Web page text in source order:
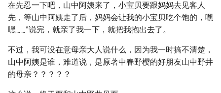
在先忍一下吧，山中阿姨来了，小宝贝要跟妈妈去见客人
先，等山中阿姨走了后，妈妈会让我的小宝贝吃个饱的，嘿
嘿~~”说完，就亲了我一下，就把我抱出去了。
不过，我可没在意母亲大人说什么，因为我一时搞不清楚，
山中阿姨是谁，难道说，是原著中春野樱的好朋友山中野井
的母亲？？？？？